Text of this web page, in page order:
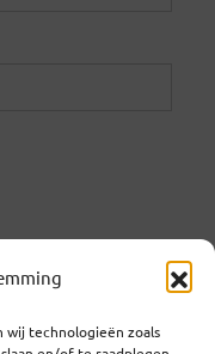
wij technologieën zoals